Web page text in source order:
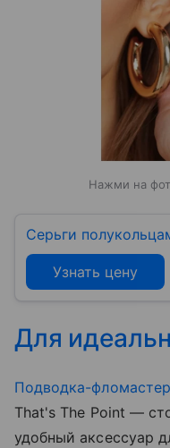
Нажми на
Серьги
Узнать цену
Для
Подводка-
That's The Point —
удобный аксессуар